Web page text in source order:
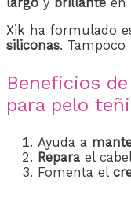
Xik ha formulado
siliconas. Tampoco
Beneficios
para pelo
Ayuda a
Repara el
Fomenta el